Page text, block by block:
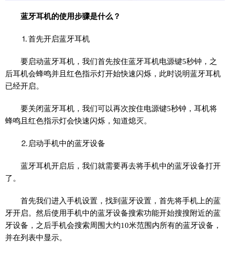
蓝牙耳机的使用步骤是什么？
⒈首先开启蓝牙耳机
要启动蓝牙耳机，我们首先按住蓝牙耳机电源键5秒钟，之
后耳机会蜂鸣并且红色指示灯开始快速闪烁，此时说明蓝牙耳机
已经开启。
要关闭蓝牙耳机，我们可以再次按住电源键5秒钟，耳机将
蜂鸣且红色指示灯会快速闪烁，知道熄灭。
⒉启动手机中的蓝牙设备
蓝牙耳机开启后，我们就需要再去将手机中的蓝牙设备打开
了。
首先我们进入手机设置，找到蓝牙设置，首先将手机上的蓝
牙开启。然后使用手机中的蓝牙设备搜索功能开始搜搜附近的蓝
牙设备，之后手机会搜索周围大约10米范围内所有的蓝牙设备，
并在列表中显示。